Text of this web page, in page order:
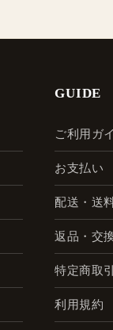
GUIDE
ご利用ガ
お支払い
配送・送
返品・交
特定商取
利用規約